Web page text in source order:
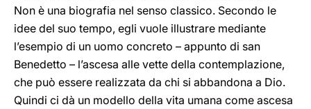
Non è una biografia nel senso classico. Secondo le
idee del suo tempo, egli vuole illustrare mediante
l’esempio di un uomo concreto – appunto di san
Benedetto – l’ascesa alle vette della contemplazione,
che può essere realizzata da chi si abbandona a Dio.
Quindi ci dà un modello della vita umana come ascesa